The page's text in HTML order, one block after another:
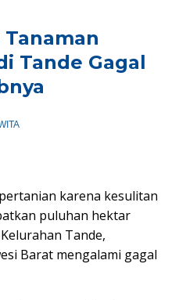
Tande Gagal
karena kesulitan
puluhan hektar
Tande,
Barat mengalami gagal